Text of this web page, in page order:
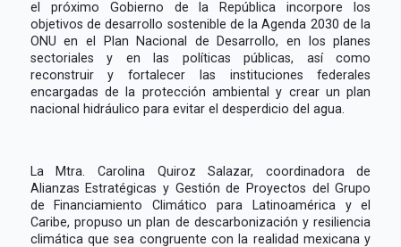
el próximo Gobierno de la República incorpore los
objetivos de desarrollo sostenible de la Agenda 2030 de la
ONU en el Plan Nacional de Desarrollo, en los planes
sectoriales y en las políticas públicas, así como
reconstruir y fortalecer las instituciones federales
encargadas de la protección ambiental y crear un plan
nacional hidráulico para evitar el desperdicio del agua.
La Mtra. Carolina Quiroz Salazar, coordinadora de
Alianzas Estratégicas y Gestión de Proyectos del Grupo
de Financiamiento Climático para Latinoamérica y el
Caribe, propuso un plan de descarbonización y resiliencia
climática que sea congruente con la realidad mexicana y